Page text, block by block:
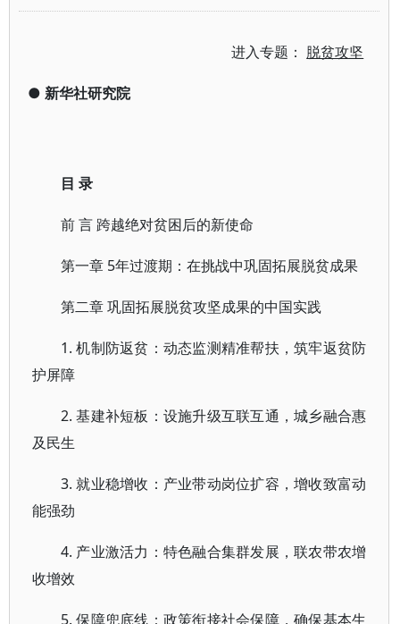
进入专题： 脱贫攻坚
● 新华社研究院
目 录
前 言 跨越绝对贫困后的新使命
第一章 5年过渡期：在挑战中巩固拓展脱贫成果
第二章 巩固拓展脱贫攻坚成果的中国实践
1. 机制防返贫：动态监测精准帮扶，筑牢返贫防
护屏障
2. 基建补短板：设施升级互联互通，城乡融合惠
及民生
3. 就业稳增收：产业带动岗位扩容，增收致富动
能强劲
4. 产业激活力：特色融合集群发展，联农带农增
收增效
5. 保障兜底线：政策衔接社会保障，确保基本生